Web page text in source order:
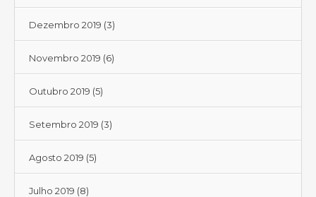
Dezembro 2019 (3)
Novembro 2019 (6)
Outubro 2019 (5)
Setembro 2019 (3)
Agosto 2019 (5)
Julho 2019 (8)